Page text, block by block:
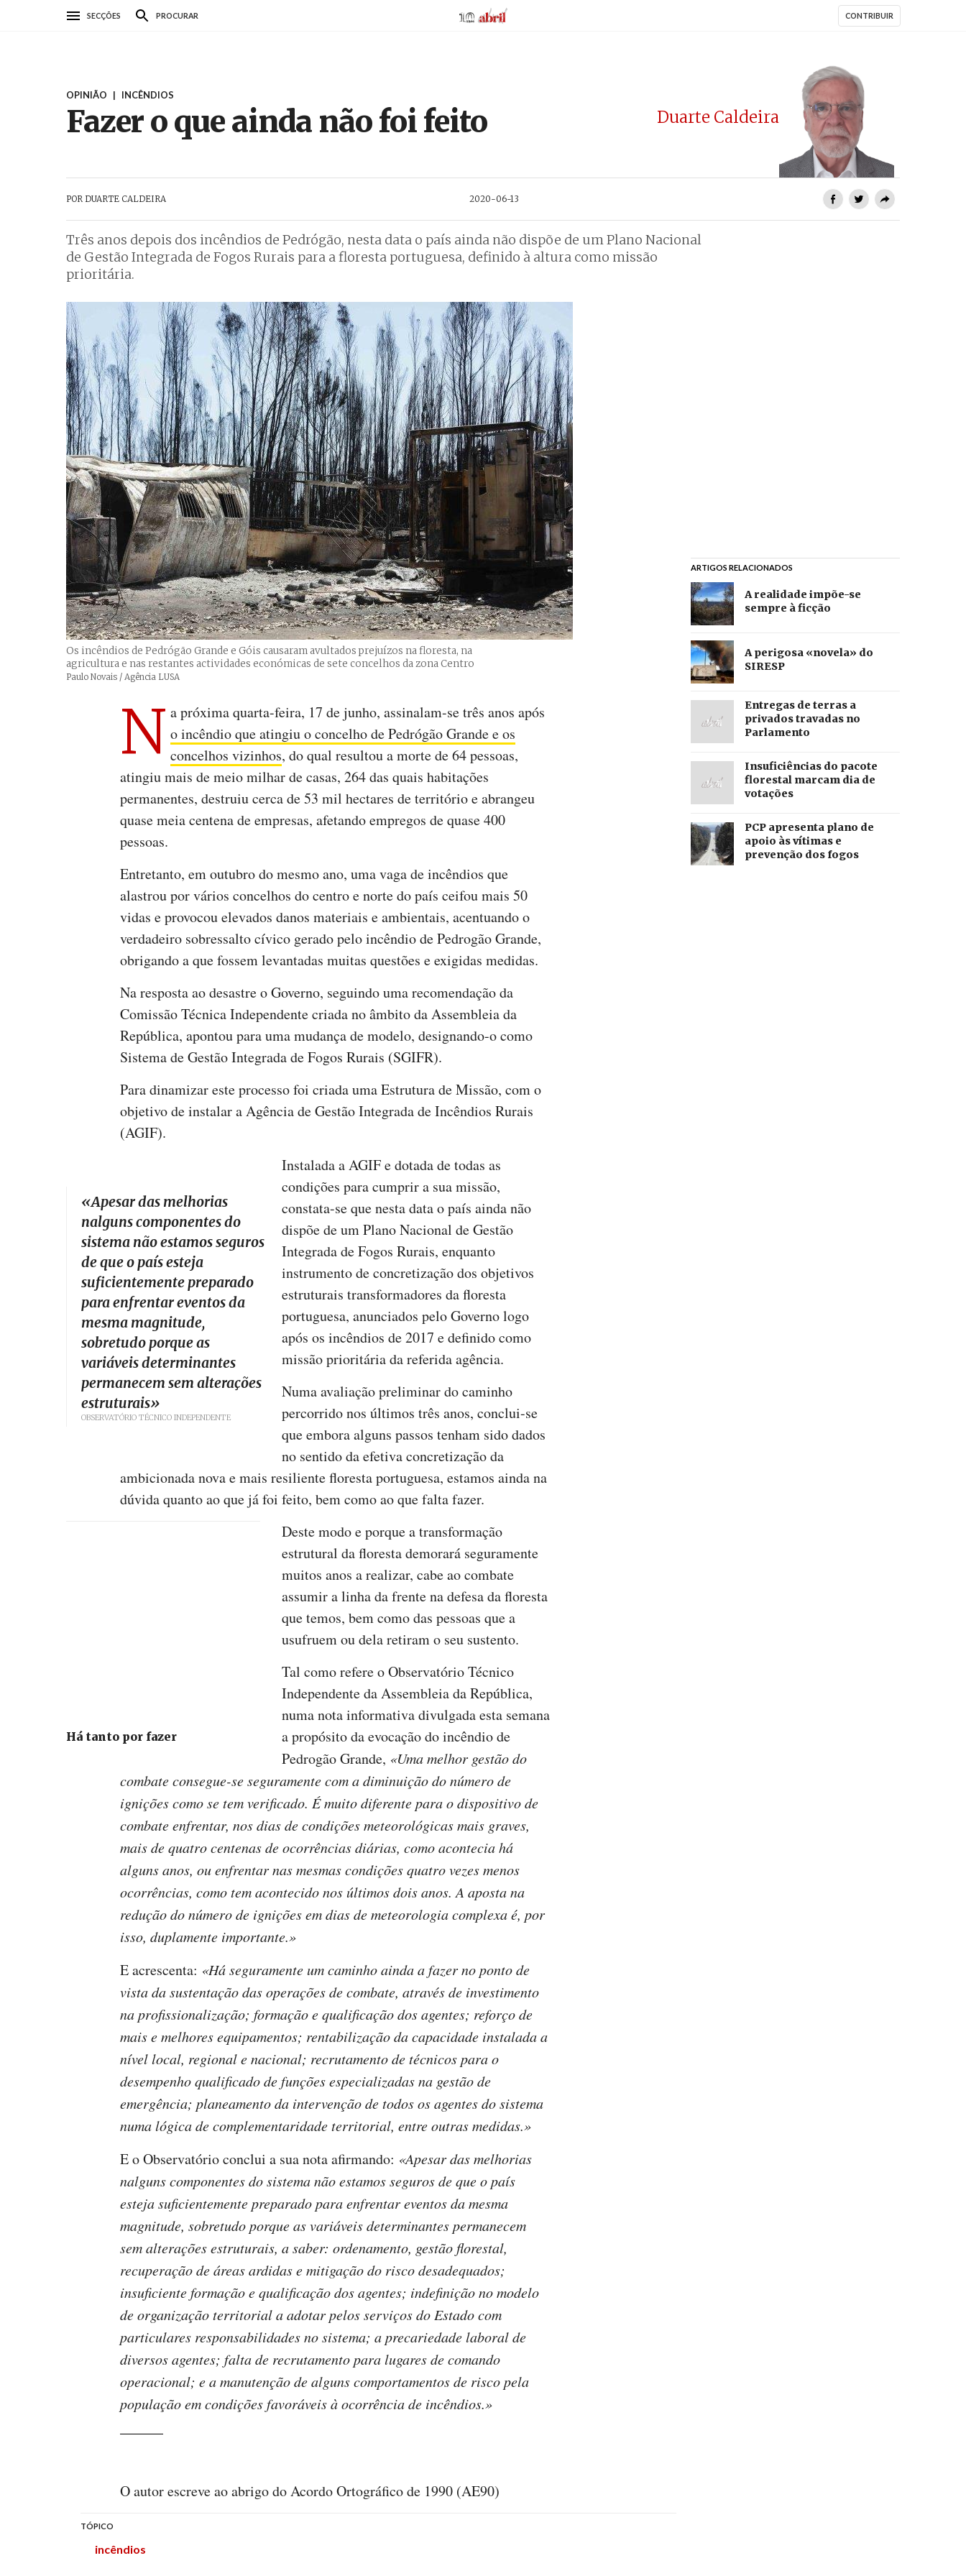
SECÇÕES PROCURAR AbrilAbril CONTRIBUIR
OPINIÃO | INCÊNDIOS
Fazer o que ainda não foi feito Duarte Caldeira
POR DUARTE CALDEIRA 2020-06-13
Três anos depois dos incêndios de Pedrógão, nesta data o país ainda não dispõe de um Plano Nacional
de Gestão Integrada de Fogos Rurais para a floresta portuguesa, definido à altura como missão
prioritária.
Os incêndios de Pedrógão Grande e Góis causaram avultados prejuízos na floresta, na
agricultura e nas restantes actividades económicas de sete concelhos da zona Centro
Créditos
Paulo Novais / Agência LUSA
N a próxima quarta-feira, 17 de junho, assinalam-se três anos após
o incêndio que atingiu o concelho de Pedrógão Grande e os
concelhos vizinhos, do qual resultou a morte de 64 pessoas,
atingiu mais de meio milhar de casas, 264 das quais habitações
permanentes, destruiu cerca de 53 mil hectares de território e abrangeu
quase meia centena de empresas, afetando empregos de quase 400
pessoas.
Entretanto, em outubro do mesmo ano, uma vaga de incêndios que
alastrou por vários concelhos do centro e norte do país ceifou mais 50
vidas e provocou elevados danos materiais e ambientais, acentuando o
verdadeiro sobressalto cívico gerado pelo incêndio de Pedrogão Grande,
obrigando a que fossem levantadas muitas questões e exigidas medidas.
Na resposta ao desastre o Governo, seguindo uma recomendação da
Comissão Técnica Independente criada no âmbito da Assembleia da
República, apontou para uma mudança de modelo, designando-o como
Sistema de Gestão Integrada de Fogos Rurais (SGIFR).
Para dinamizar este processo foi criada uma Estrutura de Missão, com o
objetivo de instalar a Agência de Gestão Integrada de Incêndios Rurais
(AGIF).
«Apesar das melhorias
nalguns componentes do
sistema não estamos seguros
de que o país esteja
suficientemente preparado
para enfrentar eventos da
mesma magnitude,
sobretudo porque as
variáveis determinantes
permanecem sem alterações
estruturais»
OBSERVATÓRIO TÉCNICO INDEPENDENTE
Instalada a AGIF e dotada de todas as
condições para cumprir a sua missão,
constata-se que nesta data o país ainda não
dispõe de um Plano Nacional de Gestão
Integrada de Fogos Rurais, enquanto
instrumento de concretização dos objetivos
estruturais transformadores da floresta
portuguesa, anunciados pelo Governo logo
após os incêndios de 2017 e definido como
missão prioritária da referida agência.
Numa avaliação preliminar do caminho
percorrido nos últimos três anos, conclui-se
que embora alguns passos tenham sido dados
no sentido da efetiva concretização da
ambicionada nova e mais resiliente floresta portuguesa, estamos ainda na
dúvida quanto ao que já foi feito, bem como ao que falta fazer.
Há tanto por fazer
Deste modo e porque a transformação
estrutural da floresta demorará seguramente
muitos anos a realizar, cabe ao combate
assumir a linha da frente na defesa da floresta
que temos, bem como das pessoas que a
usufruem ou dela retiram o seu sustento.
Tal como refere o Observatório Técnico
Independente da Assembleia da República,
numa nota informativa divulgada esta semana
a propósito da evocação do incêndio de
Pedrogão Grande, «Uma melhor gestão do
combate consegue-se seguramente com a diminuição do número de
ignições como se tem verificado. É muito diferente para o dispositivo de
combate enfrentar, nos dias de condições meteorológicas mais graves,
mais de quatro centenas de ocorrências diárias, como acontecia há
alguns anos, ou enfrentar nas mesmas condições quatro vezes menos
ocorrências, como tem acontecido nos últimos dois anos. A aposta na
redução do número de ignições em dias de meteorologia complexa é, por
isso, duplamente importante.»
E acrescenta: «Há seguramente um caminho ainda a fazer no ponto de
vista da sustentação das operações de combate, através de investimento
na profissionalização; formação e qualificação dos agentes; reforço de
mais e melhores equipamentos; rentabilização da capacidade instalada a
nível local, regional e nacional; recrutamento de técnicos para o
desempenho qualificado de funções especializadas na gestão de
emergência; planeamento da intervenção de todos os agentes do sistema
numa lógica de complementaridade territorial, entre outras medidas.»
E o Observatório conclui a sua nota afirmando: «Apesar das melhorias
nalguns componentes do sistema não estamos seguros de que o país
esteja suficientemente preparado para enfrentar eventos da mesma
magnitude, sobretudo porque as variáveis determinantes permanecem
sem alterações estruturais, a saber: ordenamento, gestão florestal,
recuperação de áreas ardidas e mitigação do risco desadequados;
insuficiente formação e qualificação dos agentes; indefinição no modelo
de organização territorial a adotar pelos serviços do Estado com
particulares responsabilidades no sistema; a precariedade laboral de
diversos agentes; falta de recrutamento para lugares de comando
operacional; e a manutenção de alguns comportamentos de risco pela
população em condições favoráveis à ocorrência de incêndios.»
O autor escreve ao abrigo do Acordo Ortográfico de 1990 (AE90)
TÓPICO
incêndios
ARTIGOS RELACIONADOS
A realidade impõe-se
sempre à ficção
A perigosa «novela» do
SIRESP
Entregas de terras a
privados travadas no
Parlamento
​​​​​​​Insuficiências do pacote
florestal marcam dia de
votações
PCP apresenta plano de
apoio às vítimas e
prevenção dos fogos